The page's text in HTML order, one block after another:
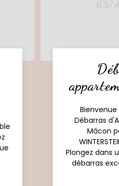
Débarras
Mâcon
Plongez dans
débarras